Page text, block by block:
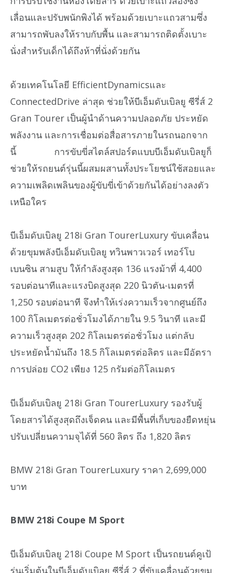
เลื่อนและปรับพนักพิงได้ พร้อมด้วยเบาะแถวสามซึ่ง
สามารถพับลงให้ราบกับพื้น และสามารถติดตั้งเบาะ
นั่งสำหรับเด็กได้ถึงห้าที่นั่งด้วยกัน
ด้วยเทคโนโลยี EfficientDynamicsและ
ConnectedDrive ล่าสุด ช่วยให้บีเอ็มดับเบิลยู ซีรี่ส์ 2
Gran Tourer เป็นผู้นำด้านความปลอดภัย ประหยัด
พลังงาน และการเชื่อมต่อสื่อสารภายในรถนอกจาก
นี้ การขับขี่สไตล์สปอร์ตแบบบีเอ็มดับเบิลยูก็
ช่วยให้รถยนต์รุ่นนี้ผสมผสานทั้งประโยชน์ใช้สอยและ
ความเพลิดเพลินของผู้ขับขี่เข้าด้วยกันได้อย่างลงตัว
เหนือใคร
บีเอ็มดับเบิลยู 218i Gran TourerLuxury ขับเคลื่อน
ด้วยขุมพลังบีเอ็มดับเบิลยู ทวินพาวเวอร์ เทอร์โบ
เบนซิน สามสูบ ให้กำลังสูงสุด 136 แรงม้าที่ 4,400
รอบต่อนาทีและแรงบิดสูงสุด 220 นิวตัน-เมตรที่
1,250 รอบต่อนาที จึงทำให้เร่งความเร็วจากศูนย์ถึง
100 กิโลเมตรต่อชั่วโมงได้ภายใน 9.5 วินาที และมี
ความเร็วสูงสุด 202 กิโลเมตรต่อชั่วโมง แต่กลับ
ประหยัดน้ำมันถึง 18.5 กิโลเมตรต่อลิตร และมีอัตรา
การปล่อย CO2 เพียง 125 กรัมต่อกิโลเมตร
บีเอ็มดับเบิลยู 218i Gran TourerLuxury รองรับผู้
โดยสารได้สูงสุดถึงเจ็ดคน และมีพื้นที่เก็บของยืดหยุ่น
ปรับเปลี่ยนความจุได้ที่ 560 ลิตร ถึง 1,820 ลิตร
BMW 218i Gran TourerLuxury ราคา 2,699,000
บาท
BMW 218i Coupe M Sport
บีเอ็มดับเบิลยู 218i Coupe M Sport เป็นรถยนต์คูเป้
รุ่นเริ่มต้นในบีเอ็มดับเบิลยู ซีรี่ส์ 2 ที่ขับเคลื่อนด้วยขุม